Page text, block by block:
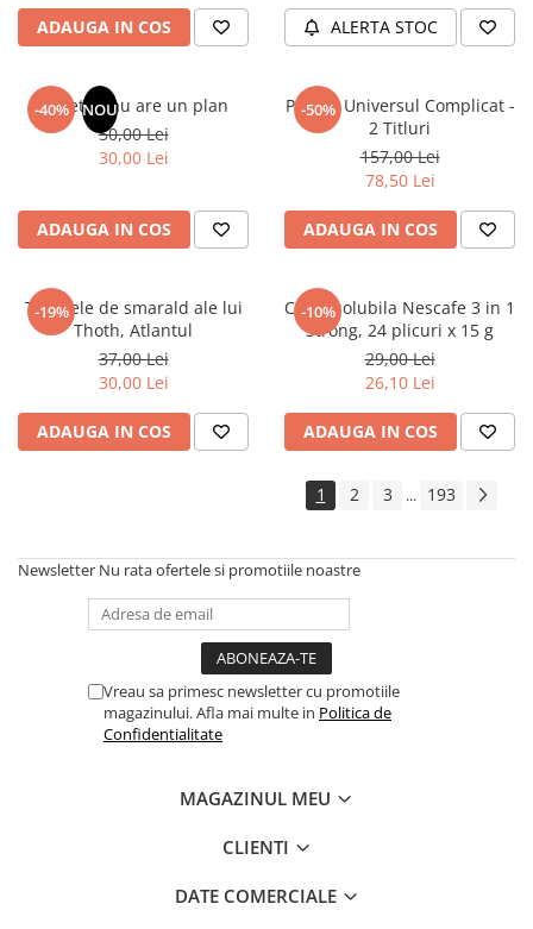
ADAUGA IN COS ALERTA STOC
-40% NOU
Sufletul tau are un plan
50,00 Lei
30,00 Lei
ADAUGA IN COS
-50%
Pachet Universul Complicat -
2 Titluri
157,00 Lei
78,50 Lei
ADAUGA IN COS
-19%
Tablitele de smarald ale lui
Thoth, Atlantul
37,00 Lei
30,00 Lei
ADAUGA IN COS
-10%
Cafea solubila Nescafe 3 in 1
Strong, 24 plicuri x 15 g
29,00 Lei
26,10 Lei
ADAUGA IN COS
1 2 3 ... 193
Newsletter Nu rata ofertele si promotiile noastre
Vreau sa primesc newsletter cu promotiile
magazinului. Afla mai multe in Politica de
Confidentialitate
MAGAZINUL MEU
CLIENTI
DATE COMERCIALE